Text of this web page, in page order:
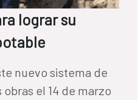
lograr su
nuevo sistema de
el 14 de marzo